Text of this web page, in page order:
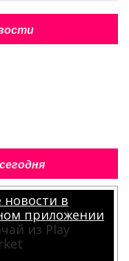
новости в
приложении
из Play